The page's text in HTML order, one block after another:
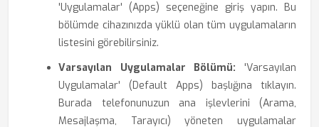
'Uygulamalar' (Apps) seçeneğine giriş yapın. Bu
bölümde cihazınızda yüklü olan tüm uygulamaların
listesini görebilirsiniz.
Varsayılan Uygulamalar Bölümü: 'Varsayılan
Uygulamalar' (Default Apps) başlığına tıklayın.
Burada telefonunuzun ana işlevlerini (Arama,
Mesajlaşma, Tarayıcı) yöneten uygulamalar